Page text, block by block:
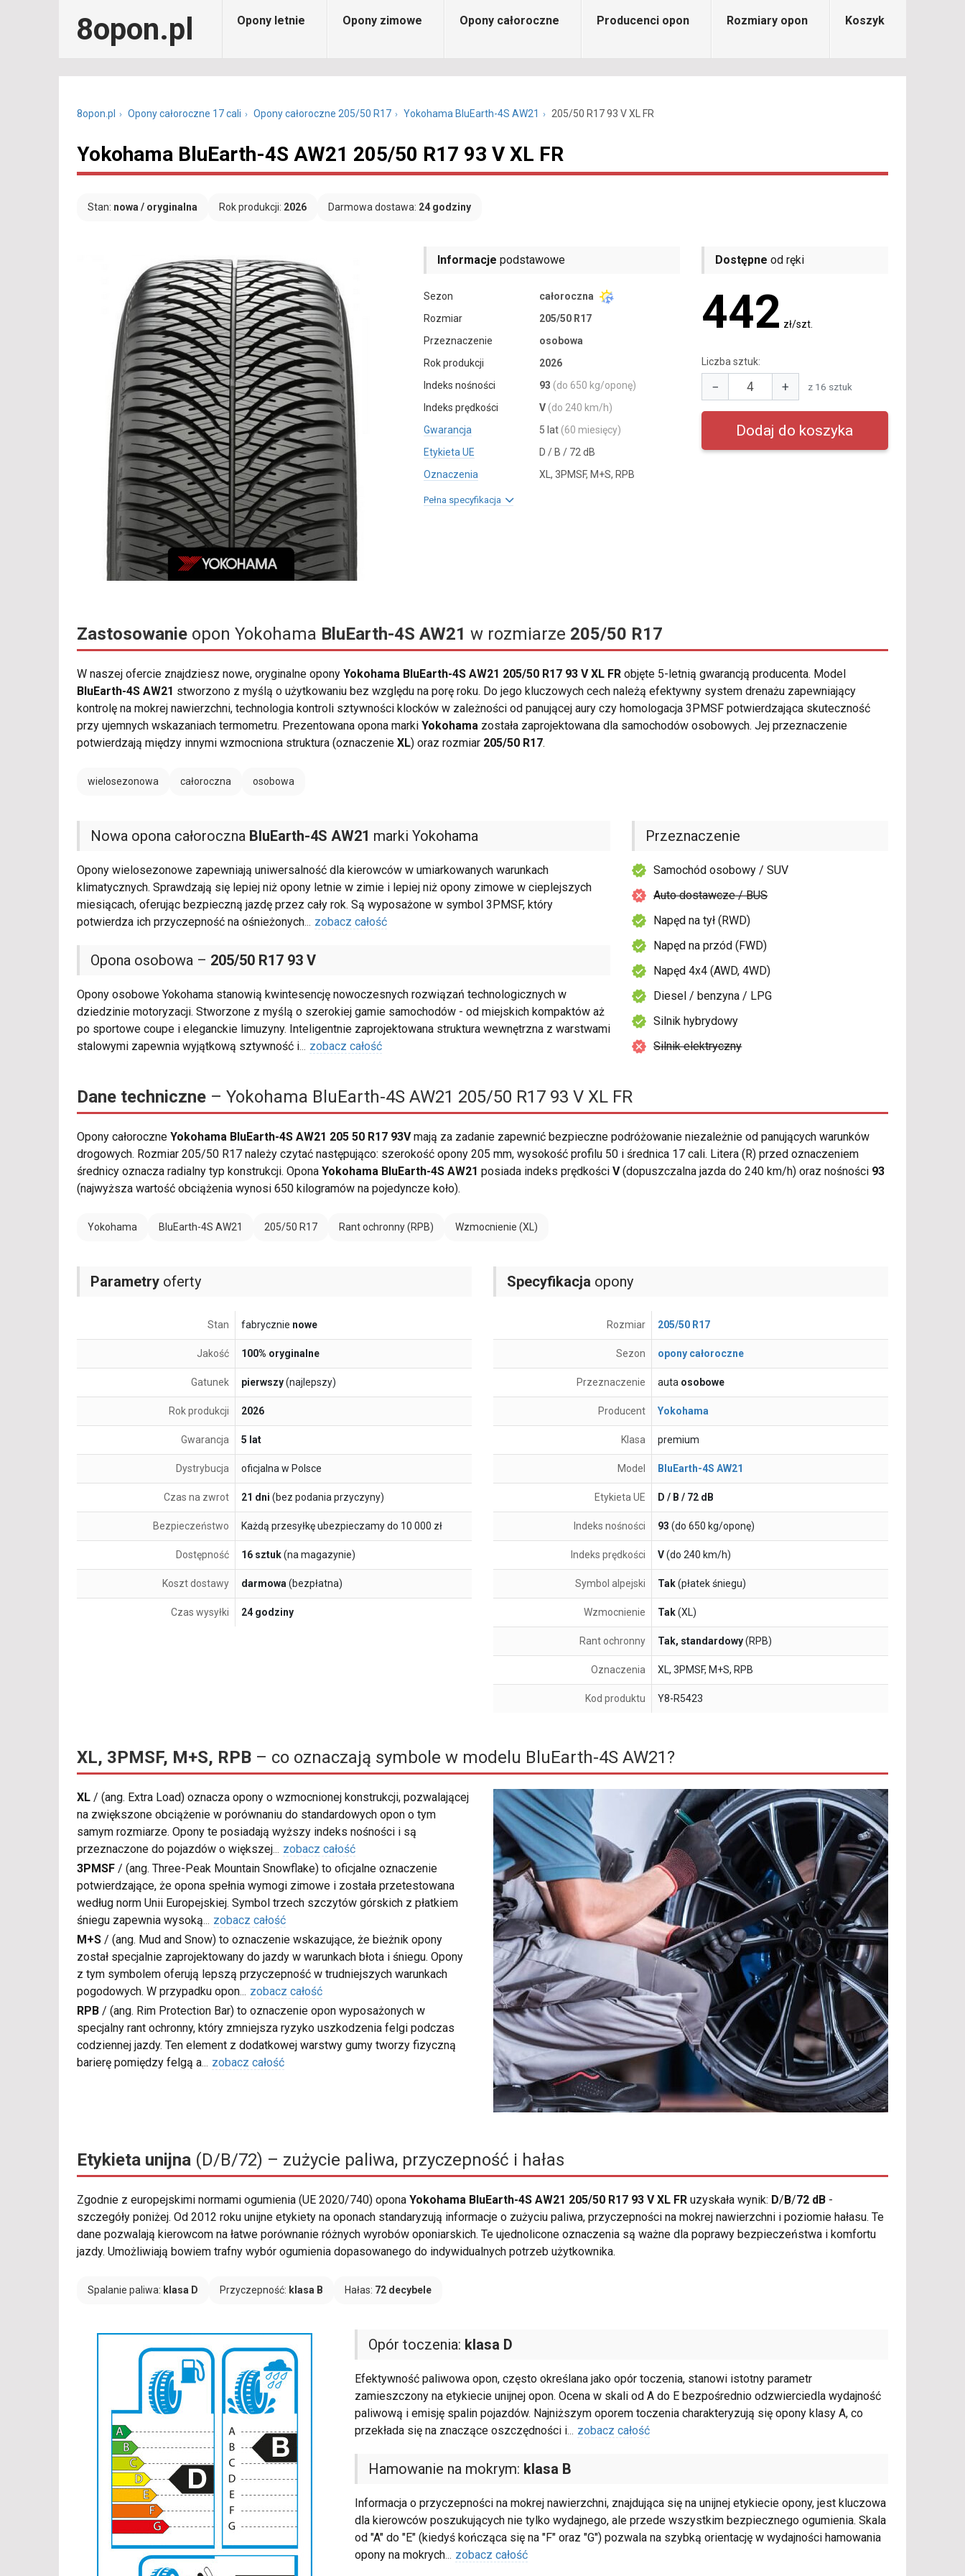
8opon.pl Opony letnie Opony zimowe Opony całoroczne Producenci opon Rozmiary opon Koszyk
8opon.pl Opony całoroczne 17 cali Opony całoroczne 205/50 R17 Yokohama BluEarth-4S AW21 205/50 R17 93 V XL FR
Yokohama BluEarth-4S AW21 205/50 R17 93 V XL FR
Stan: nowa / oryginalna Rok produkcji: 2026 Darmowa dostawa: 24 godziny
Informacje podstawowe
Sezon
całoroczna
Rozmiar
205/50 R17
Przeznaczenie
osobowa
Rok produkcji
2026
Indeks nośności
93 (do 650 kg/oponę)
Indeks prędkości
V (do 240 km/h)
Gwarancja
5 lat (60 miesięcy)
Etykieta UE
D / B / 72 dB
Oznaczenia
XL, 3PMSF, M+S, RPB
Pełna specyfikacja
Dostępne od ręki
442 zł/szt.
Liczba sztuk:
− + z 16 sztuk
Zastosowanie opon Yokohama BluEarth-4S AW21 w rozmiarze 205/50 R17
W naszej ofercie znajdziesz nowe, oryginalne opony Yokohama BluEarth-4S AW21 205/50 R17 93 V XL FR objęte 5-letnią gwarancją producenta. Model
BluEarth-4S AW21 stworzono z myślą o użytkowaniu bez względu na porę roku. Do jego kluczowych cech należą efektywny system drenażu zapewniający
kontrolę na mokrej nawierzchni, technologia kontroli sztywności klocków w zależności od panującej aury czy homologacja 3PMSF potwierdzająca skuteczność
przy ujemnych wskazaniach termometru. Prezentowana opona marki Yokohama została zaprojektowana dla samochodów osobowych. Jej przeznaczenie
potwierdzają między innymi wzmocniona struktura (oznaczenie XL) oraz rozmiar 205/50 R17.
wielosezonowa całoroczna osobowa
Nowa opona całoroczna BluEarth-4S AW21 marki Yokohama
Opony wielosezonowe zapewniają uniwersalność dla kierowców w umiarkowanych warunkach
klimatycznych. Sprawdzają się lepiej niż opony letnie w zimie i lepiej niż opony zimowe w cieplejszych
miesiącach, oferując bezpieczną jazdę przez cały rok. Są wyposażone w symbol 3PMSF, który
potwierdza ich przyczepność na ośnieżonych... zobacz całość
Opona osobowa – 205/50 R17 93 V
Opony osobowe Yokohama stanowią kwintesencję nowoczesnych rozwiązań technologicznych w
dziedzinie motoryzacji. Stworzone z myślą o szerokiej gamie samochodów - od miejskich kompaktów aż
po sportowe coupe i eleganckie limuzyny. Inteligentnie zaprojektowana struktura wewnętrzna z warstwami
stalowymi zapewnia wyjątkową sztywność i... zobacz całość
Przeznaczenie
Samochód osobowy / SUV
Auto dostawcze / BUS
Napęd na tył (RWD)
Napęd na przód (FWD)
Napęd 4x4 (AWD, 4WD)
Diesel / benzyna / LPG
Silnik hybrydowy
Silnik elektryczny
Dane techniczne – Yokohama BluEarth-4S AW21 205/50 R17 93 V XL FR
Opony całoroczne Yokohama BluEarth-4S AW21 205 50 R17 93Vmają za zadanie zapewnić bezpieczne podróżowanie niezależnie od panujących warunków
drogowych. Rozmiar 205/50 R17 należy czytać następująco: szerokość opony 205 mm, wysokość profilu 50 i średnica 17 cali. Litera (R) przed oznaczeniem
średnicy oznacza radialny typ konstrukcji. Opona Yokohama BluEarth-4S AW21 posiada indeks prędkości V(dopuszczalna jazda do 240 km/h) oraz nośności 93
(najwyższa wartość obciążenia wynosi 650 kilogramów na pojedyncze koło).
Yokohama BluEarth-4S AW21 205/50 R17 Rant ochronny (RPB) Wzmocnienie (XL)
Parametry oferty
Stan fabrycznie nowe
Jakość 100% oryginalne
Gatunek pierwszy(najlepszy)
Rok produkcji 2026
Gwarancja 5 lat
Dystrybucja oficjalna w Polsce
Czas na zwrot 21 dni (bez podania przyczyny)
Bezpieczeństwo Każdą przesyłkę ubezpieczamy do 10 000 zł
Dostępność 16 sztuk(na magazynie)
Koszt dostawy darmowa(bezpłatna)
Czas wysyłki 24 godziny
Specyfikacja opony
Rozmiar 205/50 R17
Sezon opony całoroczne
Przeznaczenie auta osobowe
Producent Yokohama
Klasa premium
Model BluEarth-4S AW21
Etykieta UE D / B / 72 dB
Indeks nośności 93 (do 650 kg/oponę)
Indeks prędkości V(do 240 km/h)
Symbol alpejski Tak(płatek śniegu)
Wzmocnienie Tak(XL)
Rant ochronny Tak, standardowy(RPB)
Oznaczenia XL, 3PMSF, M+S, RPB
Kod produktu Y8-R5423
XL, 3PMSF, M+S, RPB – co oznaczają symbole w modelu BluEarth-4S AW21?
XL / (ang. Extra Load) oznacza opony o wzmocnionej konstrukcji, pozwalającej
na zwiększone obciążenie w porównaniu do standardowych opon o tym
samym rozmiarze. Opony te posiadają wyższy indeks nośności i są
przeznaczone do pojazdów o większej... zobacz całość
3PMSF / (ang. Three-Peak Mountain Snowflake) to oficjalne oznaczenie
potwierdzające, że opona spełnia wymogi zimowe i została przetestowana
według norm Unii Europejskiej. Symbol trzech szczytów górskich z płatkiem
śniegu zapewnia wysoką... zobacz całość
M+S / (ang. Mud and Snow) to oznaczenie wskazujące, że bieżnik opony
został specjalnie zaprojektowany do jazdy w warunkach błota i śniegu. Opony
z tym symbolem oferują lepszą przyczepność w trudniejszych warunkach
pogodowych. W przypadku opon... zobacz całość
RPB / (ang. Rim Protection Bar) to oznaczenie opon wyposażonych w
specjalny rant ochronny, który zmniejsza ryzyko uszkodzenia felgi podczas
codziennej jazdy. Ten element z dodatkowej warstwy gumy tworzy fizyczną
barierę pomiędzy felgą a... zobacz całość
Etykieta unijna (D/B/72) – zużycie paliwa, przyczepność i hałas
Zgodnie z europejskimi normami ogumienia (UE 2020/740) opona Yokohama BluEarth-4S AW21 205/50 R17 93 V XL FR uzyskała wynik: D/ B/72 dB -
szczegóły poniżej. Od 2012 roku unijne etykiety na oponach standaryzują informacje o zużyciu paliwa, przyczepności na mokrej nawierzchni i poziomie hałasu. Te
dane pozwalają kierowcom na łatwe porównanie różnych wyrobów oponiarskich. Te ujednolicone oznaczenia są ważne dla poprawy bezpieczeństwa i komfortu
jazdy. Umożliwiają bowiem trafny wybór ogumienia dopasowanego do indywidualnych potrzeb użytkownika.
Spalanie paliwa: klasa D Przyczepność: klasa B Hałas: 72 decybele
Opór toczenia: klasa D
Efektywność paliwowa opon, często określana jako opór toczenia, stanowi istotny parametr
zamieszczony na etykiecie unijnej opon. Ocena w skali od A do E bezpośrednio odzwierciedla wydajność
paliwową i emisję spalin pojazdów. Najniższym oporem toczenia charakteryzują się opony klasy A, co
przekłada się na znaczące oszczędności i... zobacz całość
Hamowanie na mokrym: klasa B
Informacja o przyczepności na mokrej nawierzchni, znajdująca się na unijnej etykiecie opony, jest kluczowa
dla kierowców poszukujących nie tylko wydajnego, ale przede wszystkim bezpiecznego ogumienia. Skala
od "A" do "E" (kiedyś kończąca się na "F" oraz "G") pozwala na szybką orientację w wydajności hamowania
opony na mokrych... zobacz całość